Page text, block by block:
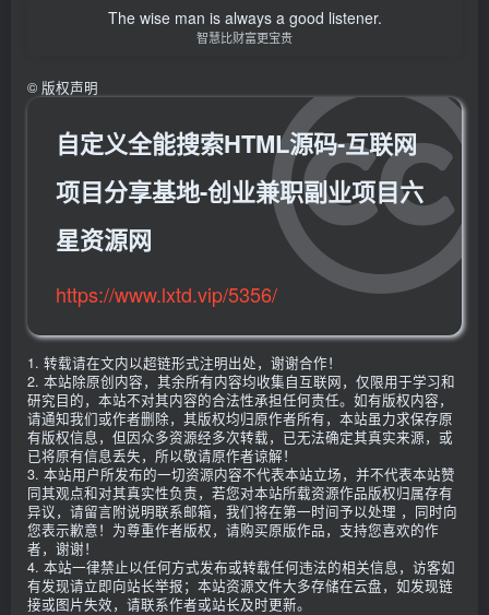
The wise man is always a good listener.
智慧比财富更宝贵
© 版权声明
自定义全能搜索HTML源码-互联网
项目分享基地-创业兼职副业项目六
星资源网
https://www.lxtd.vip/5356/
1. 转载请在文内以超链形式注明出处，谢谢合作！
2. 本站除原创内容，其余所有内容均收集自互联网，仅限用于学习和
研究目的，本站不对其内容的合法性承担任何责任。如有版权内容，
请通知我们或作者删除，其版权均归原作者所有，本站虽力求保存原
有版权信息，但因众多资源经多次转载，已无法确定其真实来源，或
已将原有信息丢失，所以敬请原作者谅解！
3. 本站用户所发布的一切资源内容不代表本站立场，并不代表本站赞
同其观点和对其真实性负责，若您对本站所载资源作品版权归属存有
异议，请留言附说明联系邮箱，我们将在第一时间予以处理 ，同时向
您表示歉意！为尊重作者版权，请购买原版作品，支持您喜欢的作
者，谢谢！
4. 本站一律禁止以任何方式发布或转载任何违法的相关信息，访客如
有发现请立即向站长举报；本站资源文件大多存储在云盘，如发现链
接或图片失效，请联系作者或站长及时更新。